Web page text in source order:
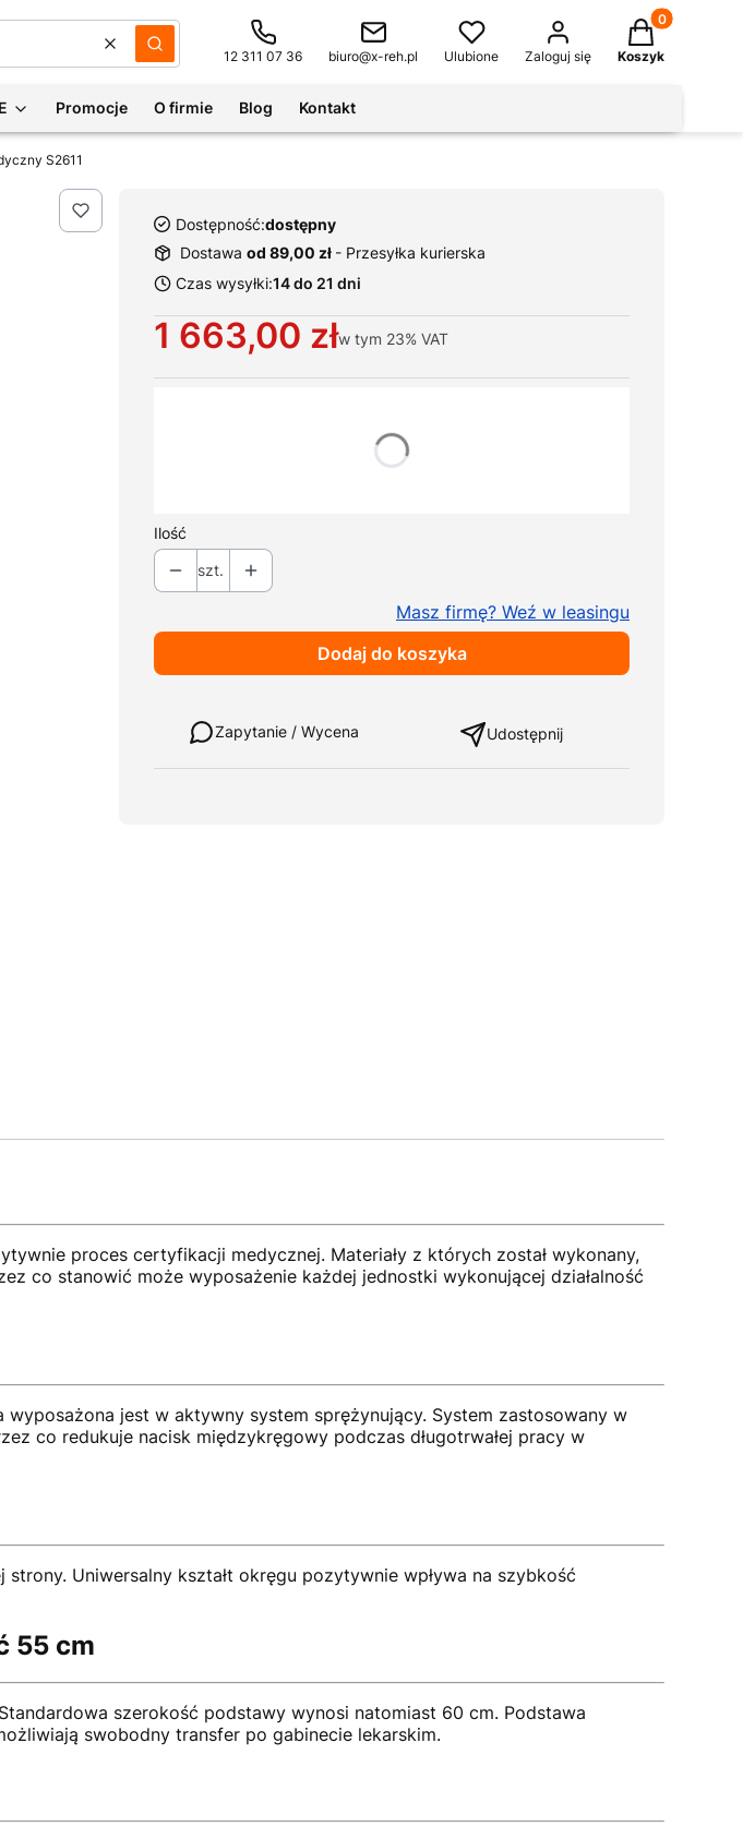
WyczyśćSzukaj 12 311 07 36 biuro@x-reh.pl Ulubione Zaloguj się
Produkty w
Koszyk
Promocje O firmie Blog Kontakt
S2611
Dostępność:dostępny
Dostawa od 89,00 zł - Przesyłka kurierska
Czas wysyłki:14 do 21 dni
Cena
1 663,00 złw tym 23% VAT
Poszczególne warianty mogą różnić się ceną
Ilość
szt.
Masz firmę? Weź w leasingu
Dodaj do koszyka
Zapytanie / Wycena Udostępnij
proces certyfikacji medycznej. Materiały z których został wykonany,
co stanowić może wyposażenie każdej jednostki wykonującej działalność
jest w aktywny system sprężynujący. System zastosowany w
co redukuje nacisk międzykręgowy podczas długotrwałej pracy w
Uniwersalny kształt okręgu pozytywnie wpływa na szybkość
55 cm
szerokość podstawy wynosi natomiast 60 cm. Podstawa
swobodny transfer po gabinecie lekarskim.